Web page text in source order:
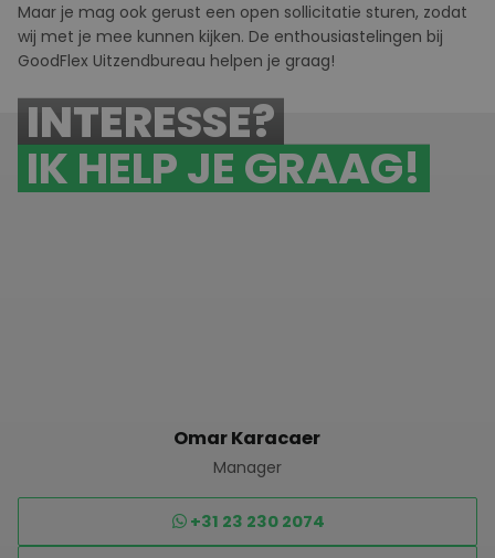
Maar je mag ook gerust een open sollicitatie sturen, zodat
wij met je mee kunnen kijken. De enthousiastelingen bij
GoodFlex Uitzendbureau helpen je graag!
INTERESSE?
IK HELP JE GRAAG!
Omar Karacaer
Manager
+31 23 230 2074